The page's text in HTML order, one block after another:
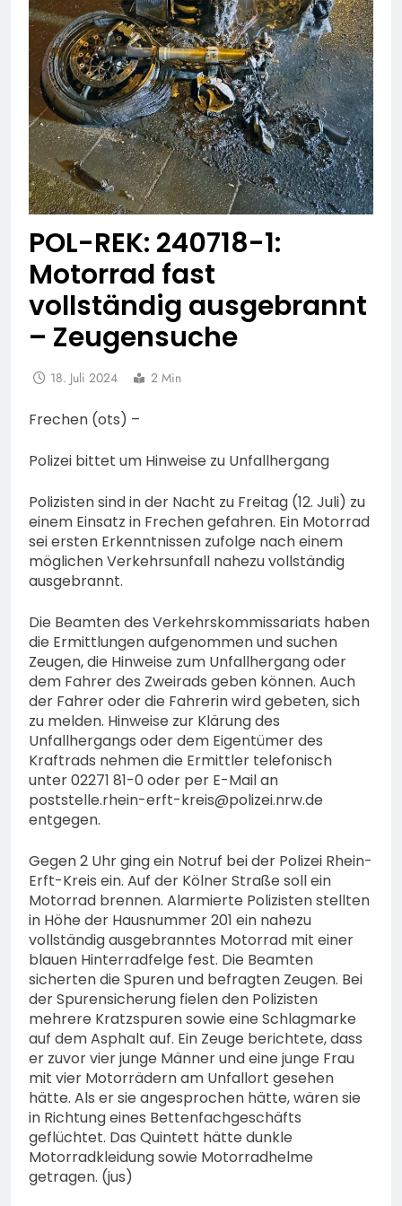
POL-REK: 240718-1:
Motorrad fast
vollständig ausgebrannt
– Zeugensuche
18. Juli 2024 2 Min
Frechen (ots) –
Polizei bittet um Hinweise zu Unfallhergang
Polizisten sind in der Nacht zu Freitag (12. Juli) zu
einem Einsatz in Frechen gefahren. Ein Motorrad
sei ersten Erkenntnissen zufolge nach einem
möglichen Verkehrsunfall nahezu vollständig
ausgebrannt.
Die Beamten des Verkehrskommissariats haben
die Ermittlungen aufgenommen und suchen
Zeugen, die Hinweise zum Unfallhergang oder
dem Fahrer des Zweirads geben können. Auch
der Fahrer oder die Fahrerin wird gebeten, sich
zu melden. Hinweise zur Klärung des
Unfallhergangs oder dem Eigentümer des
Kraftrads nehmen die Ermittler telefonisch
unter 02271 81-0 oder per E-Mail an
poststelle.rhein-erft-kreis@polizei.nrw.de
entgegen.
Gegen 2 Uhr ging ein Notruf bei der Polizei Rhein-
Erft-Kreis ein. Auf der Kölner Straße soll ein
Motorrad brennen. Alarmierte Polizisten stellten
in Höhe der Hausnummer 201 ein nahezu
vollständig ausgebranntes Motorrad mit einer
blauen Hinterradfelge fest. Die Beamten
sicherten die Spuren und befragten Zeugen. Bei
der Spurensicherung fielen den Polizisten
mehrere Kratzspuren sowie eine Schlagmarke
auf dem Asphalt auf. Ein Zeuge berichtete, dass
er zuvor vier junge Männer und eine junge Frau
mit vier Motorrädern am Unfallort gesehen
hätte. Als er sie angesprochen hätte, wären sie
in Richtung eines Bettenfachgeschäfts
geflüchtet. Das Quintett hätte dunkle
Motorradkleidung sowie Motorradhelme
getragen. (jus)